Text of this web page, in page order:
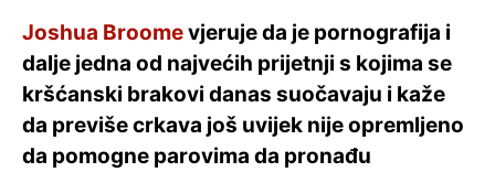
Joshua Broomevjeruje da je pornografija i
dalje jedna od najvećih prijetnji s kojima se
kršćanski brakovi danas suočavaju i kaže
da previše crkava još uvijek nije opremljeno
da pomogne parovima da pronađu